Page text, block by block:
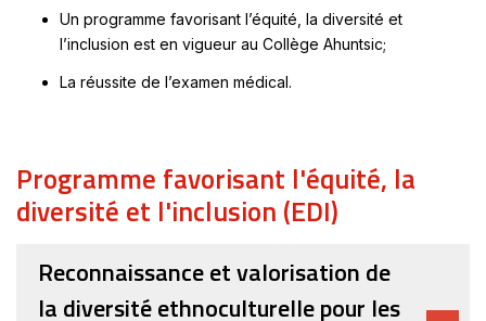
Un programme favorisant l’équité, la diversité et
l’inclusion est en vigueur au Collège Ahuntsic;
La réussite de l’examen médical.
Programme favorisant l'équité, la
diversité et l'inclusion (EDI)
Reconnaissance et valorisation de
la diversité ethnoculturelle pour les